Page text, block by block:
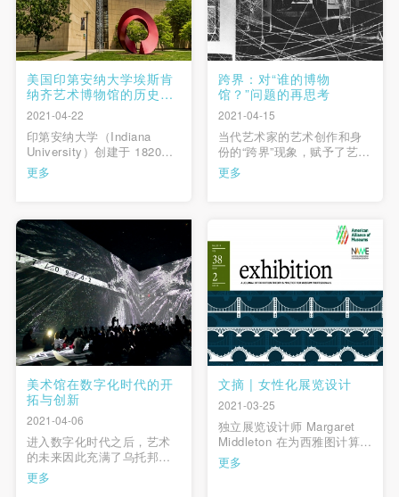
美国印第安纳大学埃斯肯
纳齐艺术博物馆的历史与
收藏
2021-04-22
印第安纳大学（Indiana
University）创建于 1820
年，是美国阿巴拉挈亚山脉
西部最古老的大学之一，同
八个分校，分别位于：布卢
明顿市（Bloomington）、韦
恩堡市（Fort Way …
更多
跨界：对“谁的博物
馆？”问题的再思考
2021-04-15
当代艺术家的艺术创作和身
份的“跨界”现象，赋予了艺术
展示空间的理论与实践以新
的研究背景和探讨条件，以
考“谁的博物馆”的理论问题。
本文认为艺术博物馆的“跨
界”不仅仅体现在空间形态的
更多
美术馆在数字化时代的开
拓与创新
2021-04-06
进入数字化时代之后，艺术
的未来因此充满了乌托邦的
色彩和无穷的想象力。为了
更好地展示艺术作品，未来
更多
文摘 | 女性化展览设计
2021-03-25
独立展览设计师 Margaret
Middleton 在为西雅图计算机
博物馆（Living Computer
Museum + Labs）设计一场
更多
快捷登录 帐号密码登录
手机号码
发送验证码
手机号码将作为您的登录账号
验证码
登录